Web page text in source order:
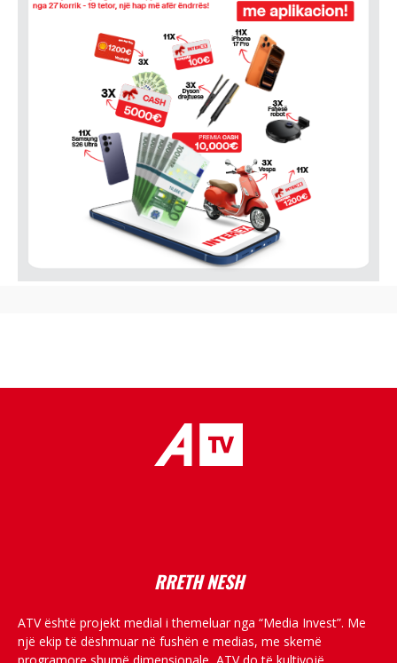
RRETH NESH
ATV është projekt medial i themeluar nga “Media Invest”. Me
një ekip të dëshmuar në fushën e medias, me skemë